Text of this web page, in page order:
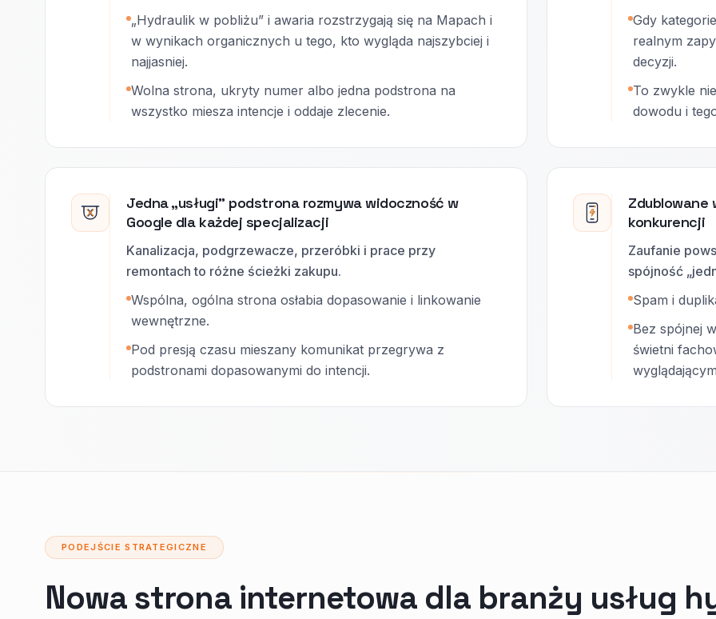
„Hydraulik w pobliżu” i awaria rozstrzygają się na Mapach i
w wynikach organicznych u tego, kto wygląda najszybciej i
najjasniej.
Wolna strona, ukryty numer albo jedna podstrona na
wszystko miesza intencje i oddaje zlecenie.
Gdy
realnym
decyzji.
To zwykle
dowodu i
Jedna „usługi” podstrona rozmywa widoczność w
Google dla każdej specjalizacji
Kanalizacja, podgrzewacze, przeróbki i prace przy
remontach to różne ścieżki zakupu.
Wspólna, ogólna strona osłabia dopasowanie i linkowanie
wewnętrzne.
Pod presją czasu mieszany komunikat przegrywa z
podstronami dopasowanymi do intencji.
konkurencji
Zaufanie
spójność
Spam i
Bez spójnej
świetni
PODEJŚCIE STRATEGICZNE
Nowa strona internetowa dla branży usług